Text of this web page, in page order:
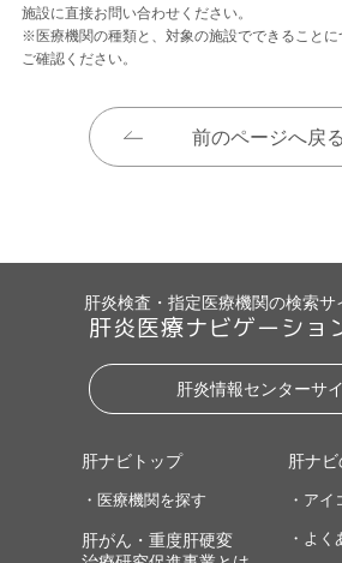
施設に直接お問い合わせください。
※医療機関の種類と、対象の施設でできることに
ご確認ください。
前のページへ戻る
肝炎検査・指定医療機関の検索サ
肝炎医療ナビゲーショ
肝炎情報センターサ
肝ナビトップ
・医療機関を探す
肝がん・重度肝硬変
肝ナ
・アイ
・よく